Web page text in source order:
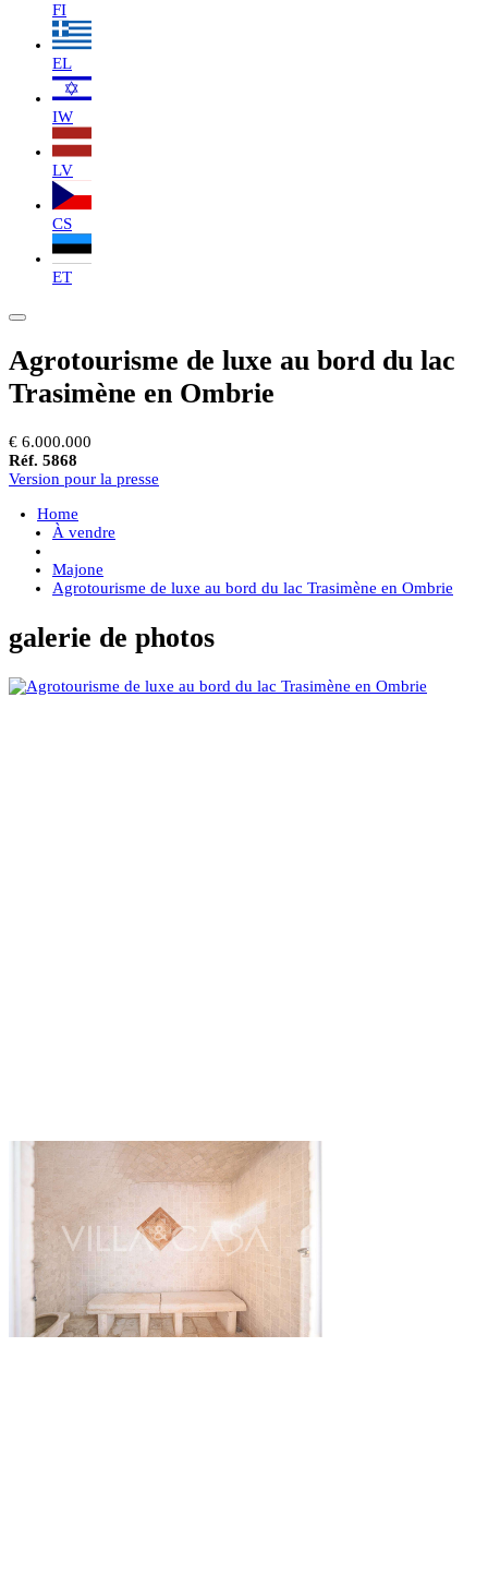
FI
EL
IW
LV
CS
ET
Agrotourisme de luxe au bord du lac
Trasimène en Ombrie
€ 6.000.000
Réf. 5868
Version pour la presse
Home
À vendre
Majone
Agrotourisme de luxe au bord du lac Trasimène en Ombrie
galerie de photos